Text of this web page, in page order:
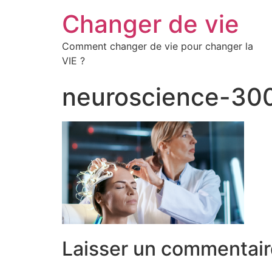
Changer de vie
Comment changer de vie pour changer la
VIE ?
neuroscience-
Laisser un